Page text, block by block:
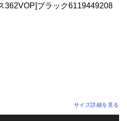
362VOP]ブラック6119449208
サイズ詳細を見る